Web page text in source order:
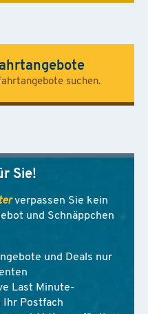
suchen.
Sie!
verpassen Sie kein
und Schnäppchen
und Deals nur
Last Minute-
Postfach